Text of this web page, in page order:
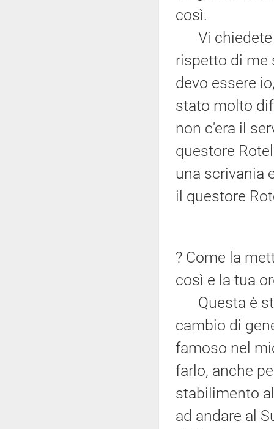
così.
Vi chiedete
rispetto di me
devo essere
stato molto
non c'era il
questore
una scrivania
il questore
? Come la
così e la tua
Questa è
cambio di
famoso nel
farlo, anche
stabilimento
ad andare al